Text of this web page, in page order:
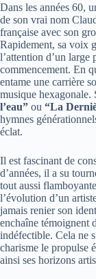
Dans les années 60,
de son vrai nom
française avec son
Rapidement, sa voix
l’attention d’un large
commencement. En
entame une carrière
musique hexagonale.
l’eau” ou “La
hymnes
éclat.
Il est fascinant de
d’années, il a su
tout aussi
l’évolution d’un
jamais renier son
enchaîne témoignent
indéfectible. Cela ne
charisme le propulse
ainsi ses horizons